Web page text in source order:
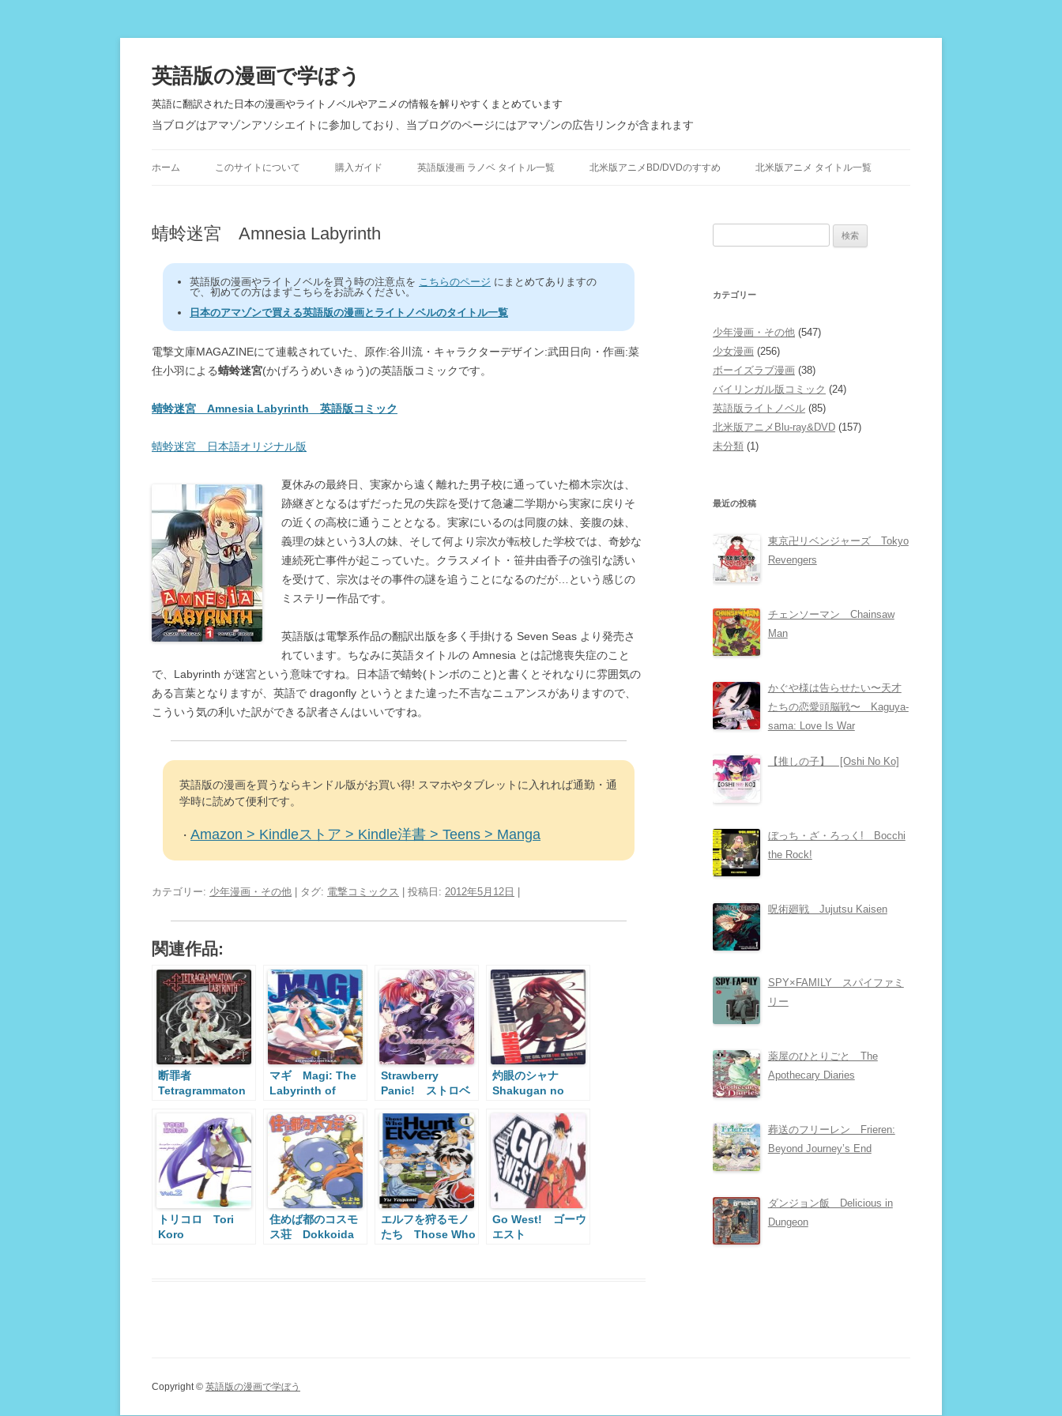
英語版の漫画で学ぼう
英語に翻訳された日本の漫画やライトノベルやアニメの情報を解りやすくまとめています
当ブログはアマゾンアソシエイトに参加しており、当ブログのページにはアマゾンの広告リンクが含まれます
ン
ホーム このサイトについて 購入ガイド 英語版漫画 ラノベ タイトル一覧 北米版アニメBD/DVDのすすめ 北米版アニメ タイトル一覧
蜻蛉迷宮 Amnesia Labyrinth
英語版の漫画やライトノベルを買う時の注意点を こちらのページ にまとめてありますの
で、初めての方はまずこちらをお読みください。
日本のアマゾンで買える英語版の漫画とライトノベルのタイトル一覧
電撃文庫MAGAZINEにて連載されていた、原作:谷川流・キャラクターデザイン:武田日向・作画:菜
住小羽による蜻蛉迷宮(かげろうめいきゅう)の英語版コミックです。
蜻蛉迷宮 Amnesia Labyrinth 英語版コミック
蜻蛉迷宮 日本語オリジナル版
夏休みの最終日、実家から遠く離れた男子校に通っていた櫛木宗次は、
跡継ぎとなるはずだった兄の失踪を受けて急遽二学期から実家に戻りそ
の近くの高校に通うこととなる。実家にいるのは同腹の妹、妾腹の妹、
義理の妹という3人の妹、そして何より宗次が転校した学校では、奇妙な
連続死亡事件が起こっていた。クラスメイト・笹井由香子の強引な誘い
を受けて、宗次はその事件の謎を追うことになるのだが…という感じの
ミステリー作品です。
英語版は電撃系作品の翻訳出版を多く手掛ける Seven Seas より発売さ
れています。ちなみに英語タイトルの Amnesia とは記憶喪失症のこと
で、Labyrinth が迷宮という意味ですね。日本語で蜻蛉(トンボのこと)と書くとそれなりに雰囲気の
ある言葉となりますが、英語で dragonfly というとまた違った不吉なニュアンスがありますので、
こういう気の利いた訳ができる訳者さんはいいですね。
英語版の漫画を買うならキンドル版がお買い得! スマホやタブレットに入れれば通勤・通
学時に読めて便利です。
・ Amazon > Kindleストア > Kindle洋書 > Teens > Manga
カテゴリー: 少年漫画・その他 | タグ: 電撃コミックス | 投稿日: 2012年5月12日
関連作品:
断罪者
Tetragrammaton
マギ Magi: The
Labyrinth of
Strawberry
Panic! ストロベ
灼眼のシャナ
Shakugan no
トリコロ Tori
Koro
住めば都のコスモ
ス荘 Dokkoida
エルフを狩るモノ
たち Those Who
Go West! ゴーウ
エスト
カテゴリー
少年漫画・その他 (547)
少女漫画 (256)
ボーイズラブ漫画 (38)
バイリンガル版コミック (24)
英語版ライトノベル (85)
北米版アニメBlu-ray&DVD (157)
未分類 (1)
最近の投稿
東京卍リベンジャーズ Tokyo
Revengers
チェンソーマン Chainsaw
Man
かぐや様は告らせたい〜天才
たちの恋愛頭脳戦〜 Kaguya-
sama: Love Is War
【推しの子】 [Oshi No Ko]
ぼっち・ざ・ろっく! Bocchi
the Rock!
呪術廻戦 Jujutsu Kaisen
SPY×FAMILY スパイファミ
リー
薬屋のひとりごと The
Apothecary Diaries
葬送のフリーレン Frieren:
Beyond Journey’s End
ダンジョン飯 Delicious in
Dungeon
Copyright © 英語版の漫画で学ぼう